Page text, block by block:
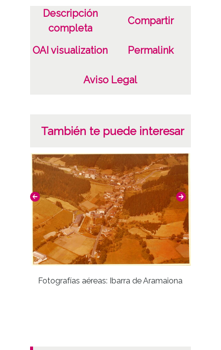
Descripción
completa
Compartir
OAI visualization Permalink
Aviso Legal
También te puede interesar
Fotografías aéreas: Ibarra de Aramaiona